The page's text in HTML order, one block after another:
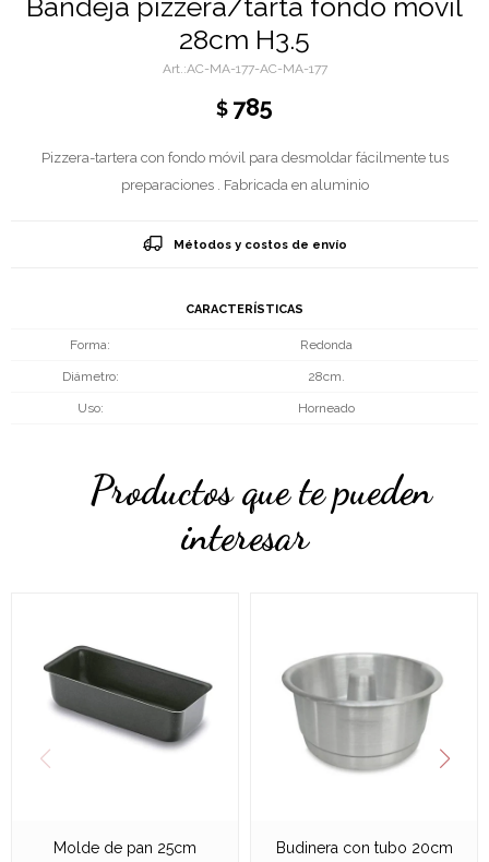
Bandeja pizzera/tarta fondo móvil
28cm H3.5
AC-MA-177-AC-MA-177
$ 785
Pizzera-tartera con fondo móvil para desmoldar fácilmente tus
preparaciones . Fabricada en aluminio
Métodos y costos de envío
CARACTERÍSTICAS
Forma Redonda
Diámetro 28cm.
Uso Horneado
Productos que te pueden
interesar
Molde de pan 25cm Budinera con tubo 20cm